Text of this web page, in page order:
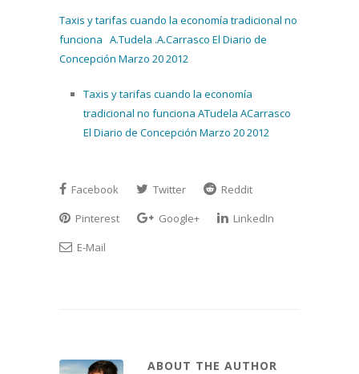
Taxis y tarifas cuando la economía tradicional no
funciona A.Tudela .A.Carrasco El Diario de
Concepción Marzo 20 2012
Taxis y tarifas cuando la economía
tradicional no funciona ATudela ACarrasco
El Diario de Concepción Marzo 20 2012
Facebook Twitter
Reddit
Pinterest
Google+
LinkedIn
E-Mail
ABOUT THE AUTHOR